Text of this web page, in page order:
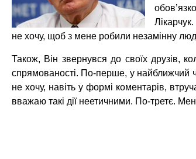
не хочу, щоб з мене робили незамінну
Також, Він звернувся до своїх друзів,
спрямованості. По-перше, у найближчий
не хочу, навіть у формі коментарів,
вважаю такі дії неетичними. По-третє.